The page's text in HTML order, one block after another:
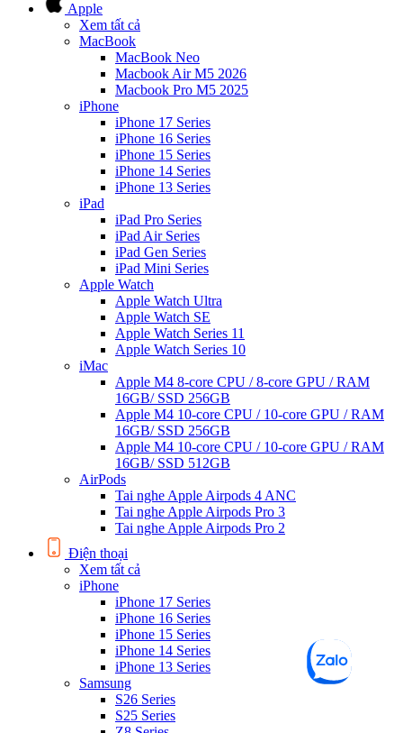
Apple
Xem tất cả
MacBook
MacBook Neo
Macbook Air M5 2026
Macbook Pro M5 2025
iPhone
iPhone 17 Series
iPhone 16 Series
iPhone 15 Series
iPhone 14 Series
iPhone 13 Series
iPad
iPad Pro Series
iPad Air Series
iPad Gen Series
iPad Mini Series
Apple Watch
Apple Watch Ultra
Apple Watch SE
Apple Watch Series 11
Apple Watch Series 10
iMac
Apple M4 8-core CPU / 8-core GPU / RAM
16GB/ SSD 256GB
Apple M4 10-core CPU / 10-core GPU / RAM
16GB/ SSD 256GB
Apple M4 10-core CPU / 10-core GPU / RAM
16GB/ SSD 512GB
AirPods
Tai nghe Apple Airpods 4 ANC
Tai nghe Apple Airpods Pro 3
Tai nghe Apple Airpods Pro 2
Điện thoại
Xem tất cả
iPhone
iPhone 17 Series
iPhone 16 Series
iPhone 15 Series
iPhone 14 Series
iPhone 13 Series
Samsung
S26 Series
S25 Series